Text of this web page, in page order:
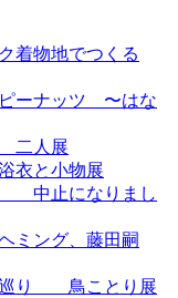
着物地でつくる
ーナッツ 〜はな
人展
衣と小物展
中止になりまし
ミング、藤田嗣
巡り 鳥ことり展